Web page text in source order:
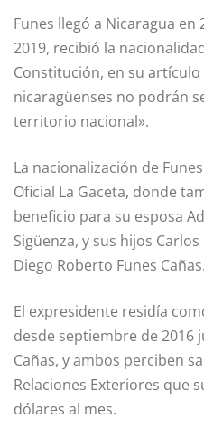
Funes llegó a Nicaragua en
2019, recibió la
Constitución, en su artículo
nicaragüenses no podrán
territorio nacional».
La nacionalización de
Oficial La Gaceta, donde
beneficio para su esposa
Sigüenza, y sus hijos
Diego Roberto Funes Cañas.
El expresidente residía
desde septiembre de 2016
Cañas, y ambos perciben
Relaciones Exteriores que
dólares al mes.